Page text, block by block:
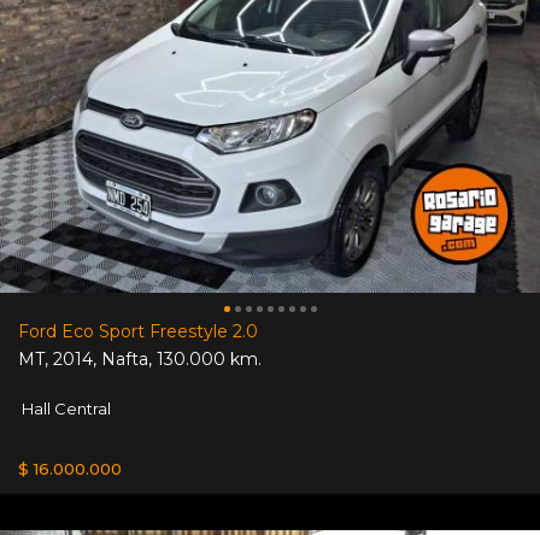
Ford Eco Sport Freestyle 2.0
MT, 2014, Nafta, 130.000 km.
Hall Central
$ 16.000.000